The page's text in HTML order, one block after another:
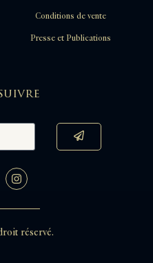
Conditions de vente
Presse et Publications
réservé.